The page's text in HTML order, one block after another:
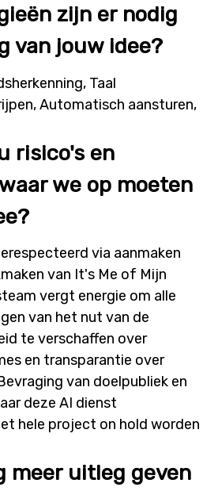
zijn er nodig
van jouw idee?
Taal
Automatisch aansturen,
risico's en
we op moeten
via aanmaken
van It's Me of Mijn
vergt energie om alle
van het nut van de
te verschaffen over
en transparantie over
van doelpubliek en
deze AI dienst
hele project on hold worden
meer uitleg geven